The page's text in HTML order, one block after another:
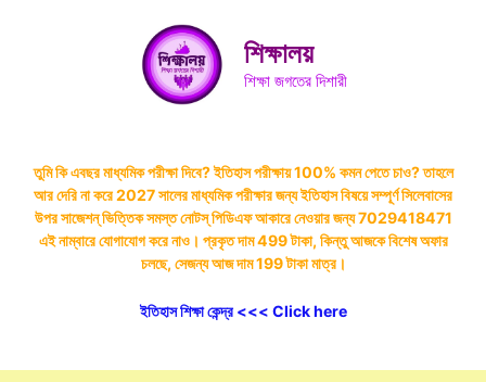
শিক্ষালয়
শিক্ষা জগতের দিশারী
তুমি কি এবছর মাধ্যমিক পরীক্ষা দিবে? ইতিহাস পরীক্ষায় 100% কমন পেতে চাও? তাহলে
আর দেরি না করে 2027 সালের মাধ্যমিক পরীক্ষার জন্য ইতিহাস বিষয়ে সম্পূর্ণ সিলেবাসের
উপর সাজেশন্ ভিত্তিক সমস্ত নোটস্ পিডিএফ আকারে নেওয়ার জন্য 7029418471
এই নাম্বারে যোগাযোগ করে নাও। প্রকৃত দাম 499 টাকা, কিন্তু আজকে বিশেষ অফার
চলছে, সেজন্য আজ দাম 199 টাকা মাত্র।
ইতিহাস শিক্ষা কেন্দ্র <<< Click here